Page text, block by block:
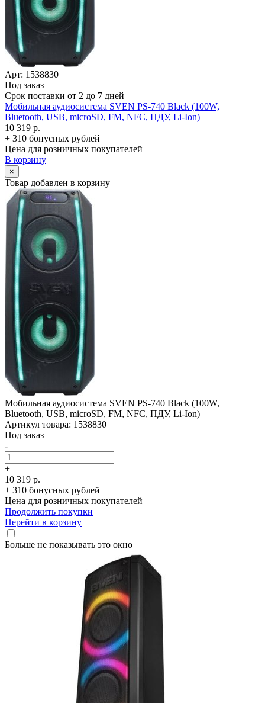
Арт: 1538830
Под заказ
Срок поставки от 2 до 7 дней
Мобильная аудиосистема SVEN PS-740 Black (100W,
Bluetooth, USB, microSD, FM, NFC, ПДУ, Li-Ion)
10 319 р.
+ 310 бонусных рублей
Цена для розничных покупателей
В корзину
×
Товар добавлен в корзину
Мобильная аудиосистема SVEN PS-740 Black (100W,
Bluetooth, USB, microSD, FM, NFC, ПДУ, Li-Ion)
Артикул товара: 1538830
Под заказ
-
+
10 319 р.
+ 310 бонусных рублей
Цена для розничных покупателей
Продолжить покупки
Перейти в корзину
Больше не показывать это окно